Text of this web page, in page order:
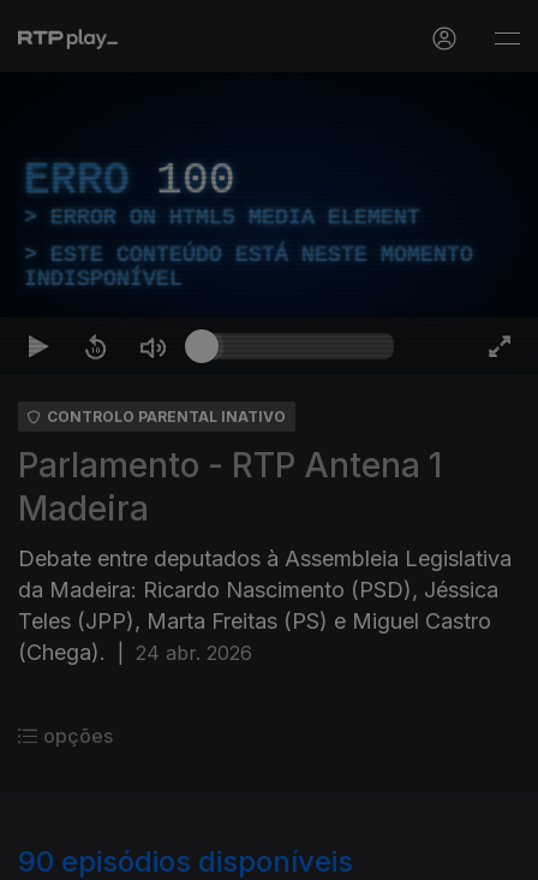
ERRO 100
ERROR ON HTML5 MEDIA ELEMENT
ESTE CONTEÚDO ESTÁ NESTE MOMENTO
INDISPONÍVEL
CONTROLO PARENTAL INATIVO
Parlamento - RTP Antena 1
Madeira
Debate entre deputados à Assembleia Legislativa
da Madeira: Ricardo Nascimento (PSD), Jéssica
Teles (JPP), Marta Freitas (PS) e Miguel Castro
(Chega).
24 abr. 2026
opções
90 episódios disponíveis